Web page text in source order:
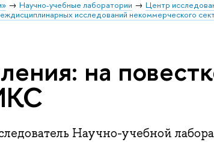
Научно-учебные лаборатории
Центр
исследований некоммерческого
на
Научно-учебной